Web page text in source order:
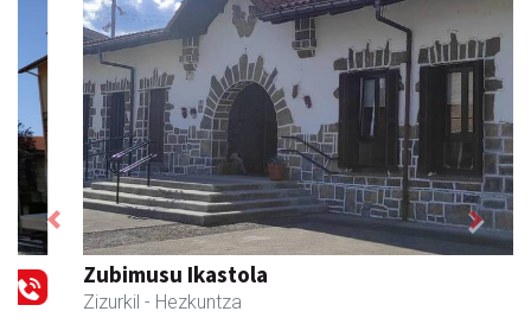
Zubimusu Ikastola
Zizurkil - Hezkuntza
Previous Next